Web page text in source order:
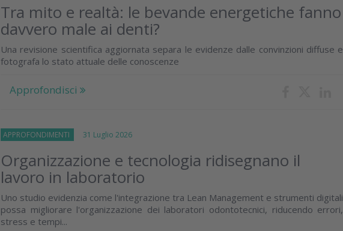
Tra mito e realtà: le bevande energetiche fanno
davvero male ai denti?
Una revisione scientifica aggiornata separa le evidenze dalle convinzioni diffuse e
fotografa lo stato attuale delle conoscenze
Approfondisci
APPROFONDIMENTI 31 Luglio 2026
Organizzazione e tecnologia ridisegnano il
lavoro in laboratorio
Uno studio evidenzia come l'integrazione tra Lean Management e strumenti digitali
possa migliorare l'organizzazione dei laboratori odontotecnici, riducendo errori,
stress e tempi...